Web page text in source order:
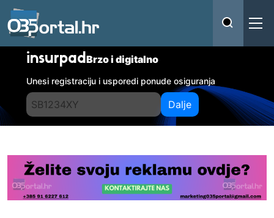
insurpadBrzo i digitalno
Unesi registraciju i usporedi ponude osiguranja
Dalje